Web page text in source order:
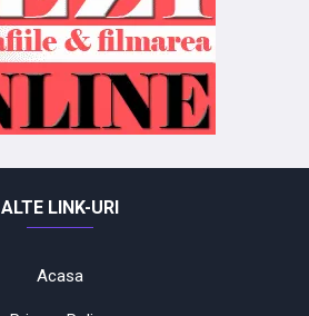
ALTE LINK-URI
Acasa